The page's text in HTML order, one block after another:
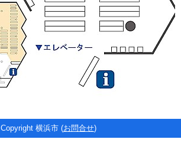
Copyright 横浜市 (お問合せ)